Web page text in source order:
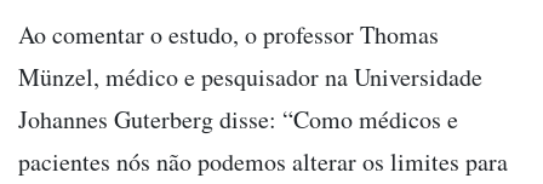
Ao comentar o estudo, o professor Thomas
Münzel, médico e pesquisador na Universidade
Johannes Guterberg disse: “Como médicos e
pacientes nós não podemos alterar os limites para